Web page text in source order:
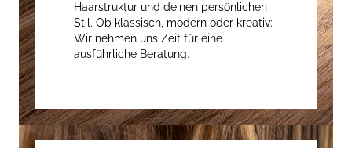
Haarstruktur und deinen persönlichen
Stil. Ob klassisch, modern oder kreativ:
Wir nehmen uns Zeit für eine
ausführliche Beratung.